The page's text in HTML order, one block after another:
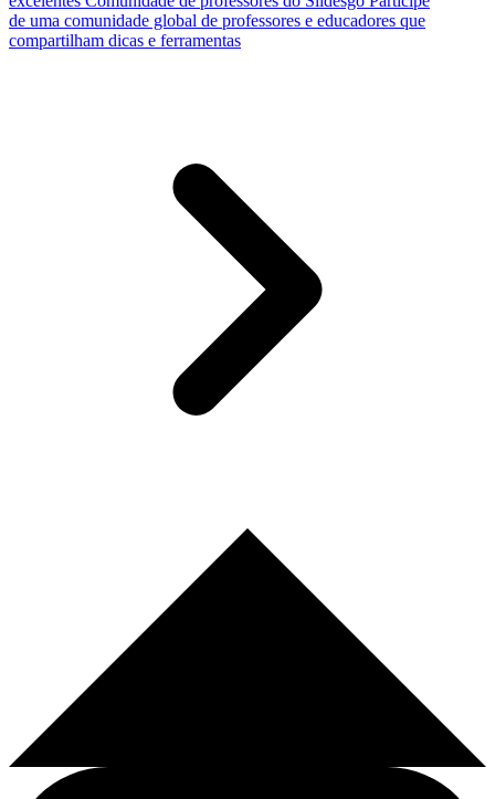
de uma comunidade global de professores e educadores que
compartilham dicas e ferramentas